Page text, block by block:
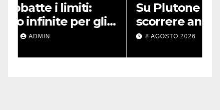
Su Plutone potrebbe
scorrere ancora azoto
liquido
8 AGOSTO 2026